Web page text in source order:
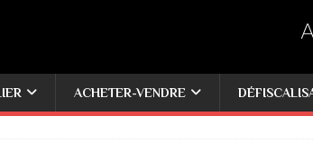
ACHETER-VENDRE